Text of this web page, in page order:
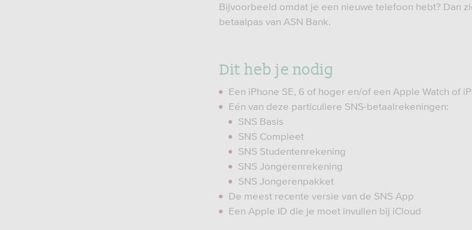
Bijvoorbeeld omdat je een nieuwe telefoon hebt? Dan
betaalpas van ASN Bank.
Dit heb je nodig
Een iPhone SE, 6 of hoger en/of een Apple Watch of
Eén van deze particuliere SNS-betaalrekeningen:
SNS Basis
SNS Compleet
SNS Studentenrekening
SNS Jongerenrekening
SNS Jongerenpakket
De meest recente versie van de SNS App
Een Apple ID die je moet invullen bij iCloud